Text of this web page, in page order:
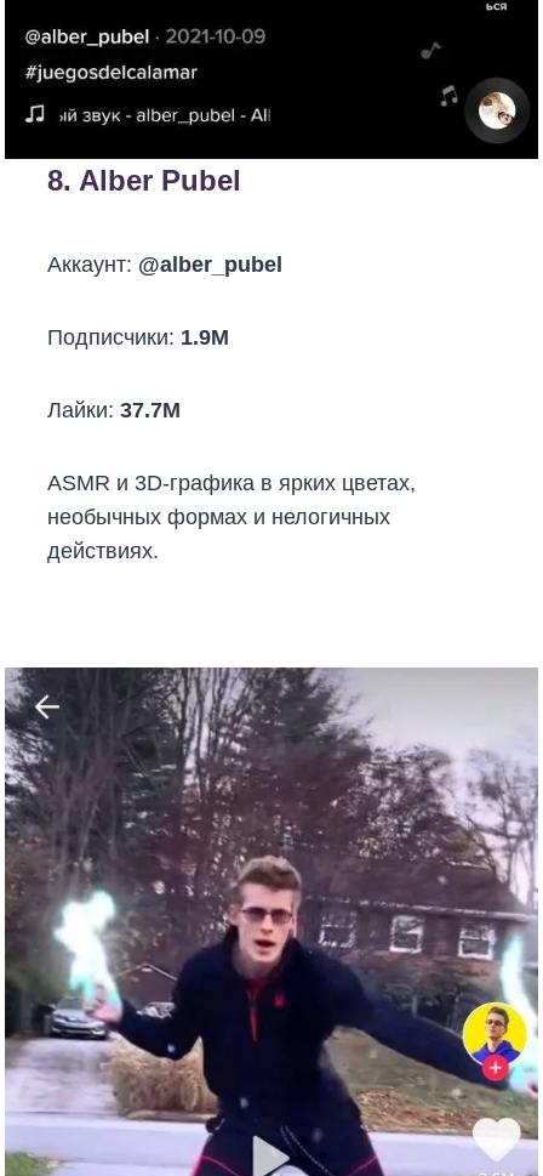
8. Alber Pubel
Аккаунт: @alber_pubel
Подписчики: 1.9M
Лайки:37.7M
ASMR и 3D-графика в ярких цветах,
необычных формах и нелогичных
действиях.